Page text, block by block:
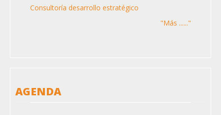
Consultoría desarrollo estratégico
"Más ......"
AGENDA